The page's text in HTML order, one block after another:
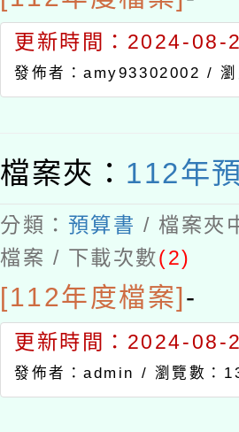
更新時間：2024-08-
發佈者：amy93302002 /
檔案夾： 112年
分類： 預算書 / 檔案夾
檔案 / 下載次數(2)
[112年度檔案]-
更新時間：2024-08-
發佈者：admin / 瀏覽數：